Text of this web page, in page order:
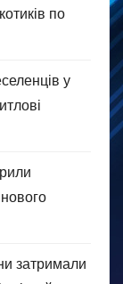
по
у
затримали